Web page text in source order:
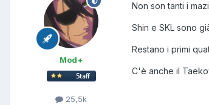
Mod+
25,5k
Non son tanti i
Shin e SKL sono
Restano i primi
C'è anche il